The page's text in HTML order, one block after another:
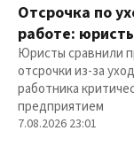
Отсрочка по
работе:
Юристы сравнили
отсрочки из-за
работника
предприятием
7.08.2026 23:01